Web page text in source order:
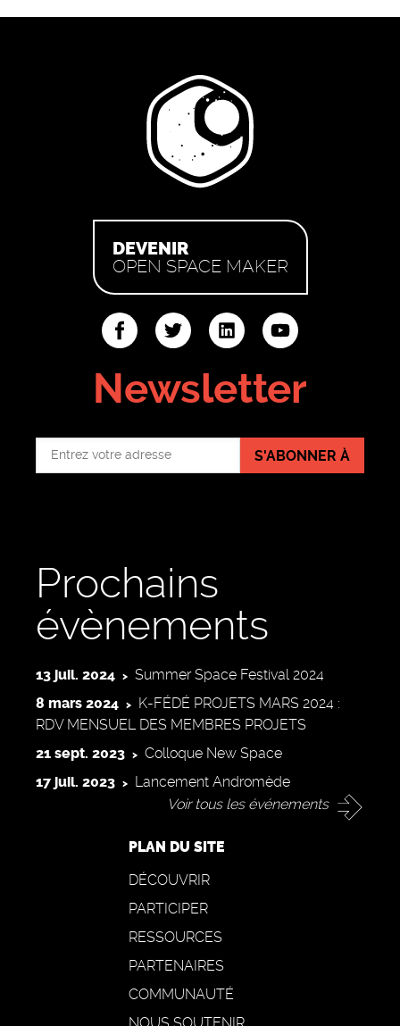
Prochains
évènements
13 juil. 2024
Summer Space Festival 2024
8 mars 2024
K-FÉDÉ PROJETS MARS 2024 :
RDV MENSUEL DES MEMBRES PROJETS
21 sept. 2023
Colloque New Space
17 juil. 2023
Lancement Andromède
Voir tous les événements
DEVENIR
OPEN SPACE MAKER
youtube
Newsletter
S'ABONNER À
PLAN DU SITE
DÉCOUVRIR
PARTICIPER
RESSOURCES
PARTENAIRES
COMMUNAUTÉ